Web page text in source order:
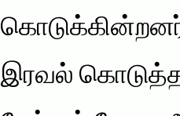
இரவல் கொடுத்த